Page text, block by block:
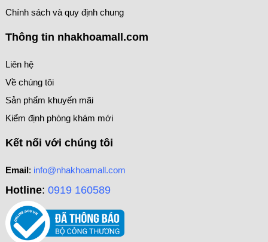
Chính sách và quy định chung
Thông tin nhakhoamall.com
Liên hệ
Về chúng tôi
Sản phẩm khuyến mãi
Kiểm định phòng khám mới
Kết nối với chúng tôi
Email: info@nhakhoamall.com
Hotline: 0919 160589